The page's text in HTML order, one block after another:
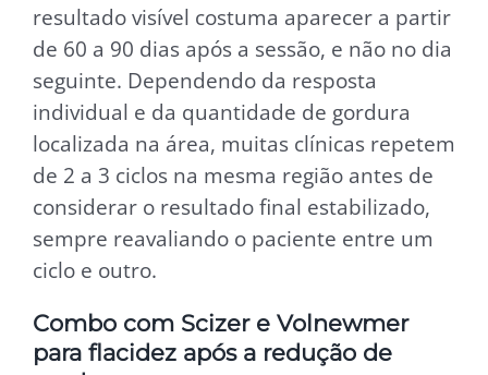
resultado visível costuma aparecer a partir
de 60 a 90 dias após a sessão, e não no dia
seguinte. Dependendo da resposta
individual e da quantidade de gordura
localizada na área, muitas clínicas repetem
de 2 a 3 ciclos na mesma região antes de
considerar o resultado final estabilizado,
sempre reavaliando o paciente entre um
ciclo e outro.
Combo com Scizer e Volnewmer
para flacidez após a redução de